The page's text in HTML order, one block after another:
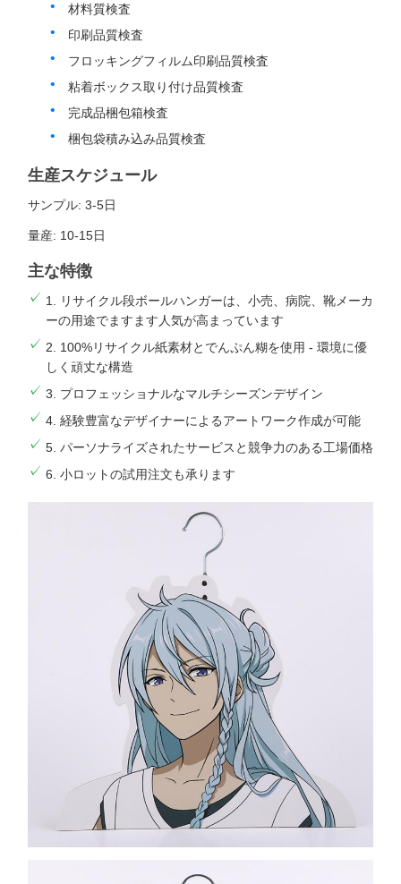
材料質検査
印刷品質検査
フロッキングフィルム印刷品質検査
粘着ボックス取り付け品質検査
完成品梱包箱検査
梱包袋積み込み品質検査
生産スケジュール
サンプル: 3-5日
量産: 10-15日
主な特徴
1. リサイクル段ボールハンガーは、小売、病院、靴メーカ
ーの用途でますます人気が高まっています
2. 100%リサイクル紙素材とでんぷん糊を使用 - 環境に優
しく頑丈な構造
3. プロフェッショナルなマルチシーズンデザイン
4. 経験豊富なデザイナーによるアートワーク作成が可能
5. パーソナライズされたサービスと競争力のある工場価格
6. 小ロットの試用注文も承ります